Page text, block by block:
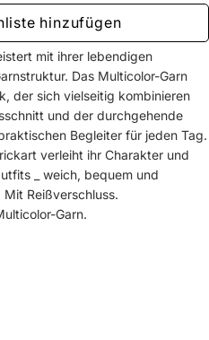
hinzufügen
mit ihrer lebendigen
Das Multicolor-Garn
der sich vielseitig kombinieren
und der durchgehende
Begleiter für jeden Tag.
verleiht ihr Charakter und
_ weich, bequem und
Reißverschluss.
Garn.